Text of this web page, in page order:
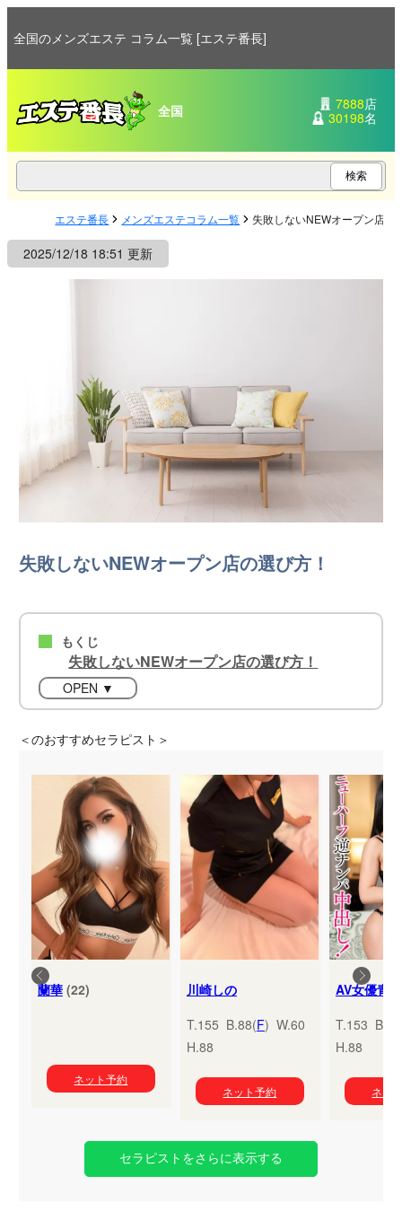
全国のメンズエステ コラム一覧 [エステ番長]
全国 7888店
30198名
エステ番長 メンズエステコラム一覧 失敗しないNEWオープン店の
2025/12/18 18:51 更新
失敗しないNEWオープン店の選び方！
もくじ
失敗しないNEWオープン店の選び方！
OPEN ▼
＜のおすすめセラピスト＞
蘭華(22)
ネット予約
川崎しの
T.155 B.88(F) W.60
H.88
ネット予約
T.153
H.88
ネッ
セラピストをさらに表示する